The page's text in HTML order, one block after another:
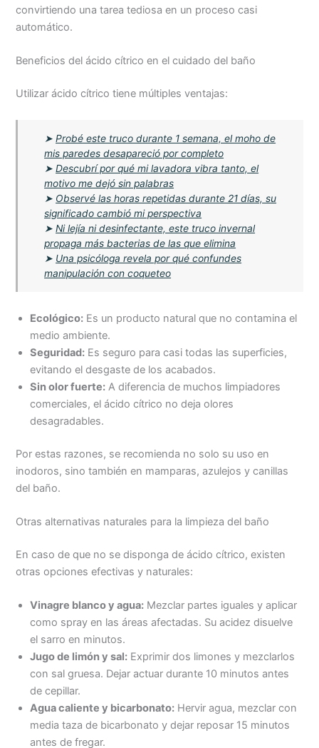
convirtiendo una tarea tediosa en un proceso casi
automático.
Beneficios del ácido cítrico en el cuidado del baño
Utilizar ácido cítrico tiene múltiples ventajas:
➤Probé este truco durante 1 semana, el moho de
mis paredes desapareció por completo
➤Descubrí por qué mi lavadora vibra tanto, el
motivo me dejó sin palabras
➤ Observé las horas repetidas durante 21 días, su
significado cambió mi perspectiva
➤Ni lejía ni desinfectante, este truco invernal
propaga más bacterias de las que elimina
➤ Una psicóloga revela por qué confundes
manipulación con coqueteo
Ecológico: Es un producto natural que no contamina el
medio ambiente.
Seguridad: Es seguro para casi todas las superficies,
evitando el desgaste de los acabados.
Sin olor fuerte: A diferencia de muchos limpiadores
comerciales, el ácido cítrico no deja olores
desagradables.
Por estas razones, se recomienda no solo su uso en
inodoros, sino también en mamparas, azulejos y canillas
del baño.
Otras alternativas naturales para la limpieza del baño
En caso de que no se disponga de ácido cítrico, existen
otras opciones efectivas y naturales:
Vinagre blanco y agua: Mezclar partes iguales y aplicar
como spray en las áreas afectadas. Su acidez disuelve
el sarro en minutos.
Jugo de limón y sal: Exprimir dos limones y mezclarlos
con sal gruesa. Dejar actuar durante 10 minutos antes
de cepillar.
Agua caliente y bicarbonato: Hervir agua, mezclar con
media taza de bicarbonato y dejar reposar 15 minutos
antes de fregar.